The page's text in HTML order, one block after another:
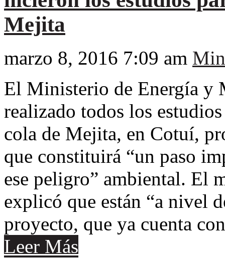
Mejita
marzo 8, 2016 7:09 am
El Ministerio de Energía y
realizado todos los
cola de Mejita, en Cotuí,
que constituirá “un paso
ese peligro” ambiental. El
explicó que están “a nivel
proyecto, que ya cuenta
Leer Más